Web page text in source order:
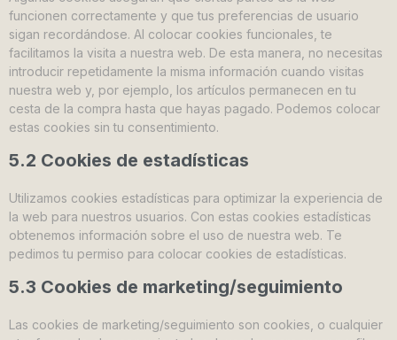
funcionen correctamente y que tus preferencias de usuario
sigan recordándose. Al colocar cookies funcionales, te
facilitamos la visita a nuestra web. De esta manera, no necesitas
introducir repetidamente la misma información cuando visitas
nuestra web y, por ejemplo, los artículos permanecen en tu
cesta de la compra hasta que hayas pagado. Podemos colocar
estas cookies sin tu consentimiento.
5.2 Cookies de estadísticas
Utilizamos cookies estadísticas para optimizar la experiencia de
la web para nuestros usuarios. Con estas cookies estadísticas
obtenemos información sobre el uso de nuestra web. Te
pedimos tu permiso para colocar cookies de estadísticas.
5.3 Cookies de marketing/seguimiento
Las cookies de marketing/seguimiento son cookies, o cualquier